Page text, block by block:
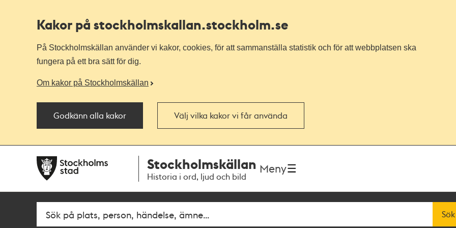
Kakor på stockholmskallan.stockholm.se
På Stockholmskällan använder vi kakor, cookies, för att sammanställa statistik och för att webbplatsen ska
fungera på ett bra sätt för dig.
Om kakor på Stockholmskällan
Godkänn alla kakor Välj vilka kakor vi får använda
navigationen
huvudinnehållet
Stockholmskällan
Historia i ord, ljud och bild
Meny
Fritextsök Sök